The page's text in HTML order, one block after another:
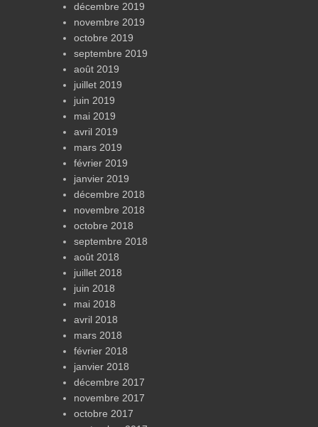
décembre 2019
novembre 2019
octobre 2019
septembre 2019
août 2019
juillet 2019
juin 2019
mai 2019
avril 2019
mars 2019
février 2019
janvier 2019
décembre 2018
novembre 2018
octobre 2018
septembre 2018
août 2018
juillet 2018
juin 2018
mai 2018
avril 2018
mars 2018
février 2018
janvier 2018
décembre 2017
novembre 2017
octobre 2017